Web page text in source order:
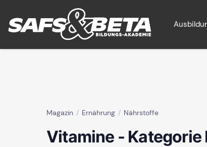
Magazin Ernährung Nährstoffe
Vitamine - Kategorie